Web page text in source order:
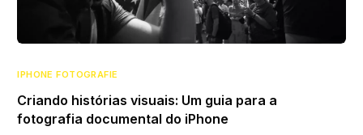
IPHONE FOTOGRAFIE
Criando histórias visuais: Um guia para a
fotografia documental do iPhone